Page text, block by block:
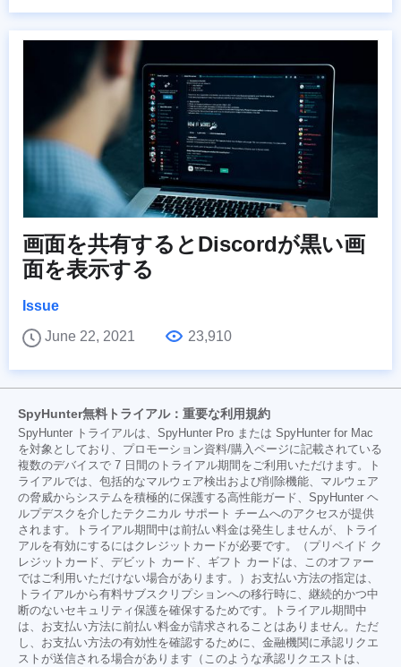
画面を共有するとDiscordが黒い画
面を表示する
Issue
June 22, 2021
23,910
SpyHunter無料トライアル：重要な利用規約
SpyHunter トライアルは、SpyHunter Pro または SpyHunter for Mac
を対象としており、プロモーション資料/購入ページに記載されている
複数のデバイスで 7 日間のトライアル期間をご利用いただけます。ト
ライアルでは、包括的なマルウェア検出および削除機能、マルウェア
の脅威からシステムを積極的に保護する高性能ガード、SpyHunter ヘ
ルプデスクを介したテクニカル サポート チームへのアクセスが提供
されます。トライアル期間中は前払い料金は発生しませんが、トライ
アルを有効にするにはクレジットカードが必要です。（プリペイド ク
レジットカード、デビット カード、ギフト カードは、このオファー
ではご利用いただけない場合があります。）お支払い方法の指定は、
トライアルから有料サブスクリプションへの移行時に、継続的かつ中
断のないセキュリティ保護を確保するためです。トライアル期間中
は、お支払い方法に前払い料金が請求されることはありません。ただ
し、お支払い方法の有効性を確認するために、金融機関に承認リクエ
ストが送信される場合があります（このような承認リクエストは、